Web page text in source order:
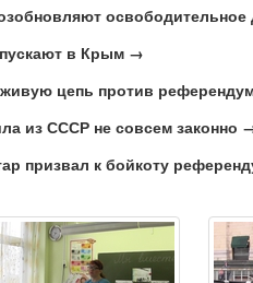
в Крым →
цепь против
из СССР не совсем законно
призвал к бойкоту